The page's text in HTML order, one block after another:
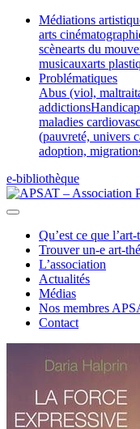
Médiations
arts
scènearts du
musicauxarts
Problématiques
Abus (viol,
addictions
maladies
(pauvreté, univers
adoption,
e-bibliothèque
Qu’est ce que
Trouver un-e art-
L’association
Actualités
Médias
Nos membres
Contact